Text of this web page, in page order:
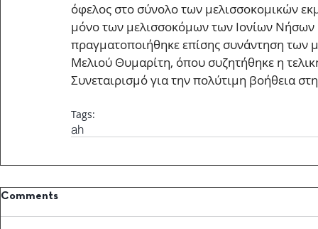
όφελος στο σύνολο των μελισσοκομικών
μόνο των μελισσοκόμων των Ιονίων Νήσων
πραγματοποιήθηκε επίσης συνάντηση των
Μελιού Θυμαρίτη, όπου συζητήθηκε η
Συνεταιρισμό για την πολύτιμη βοήθεια
Tags:
ah
Comments